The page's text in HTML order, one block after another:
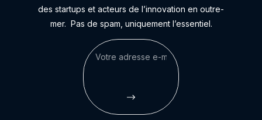
des startups et acteurs de l’innovation en outre-
mer. Pas de spam, uniquement l’essentiel.